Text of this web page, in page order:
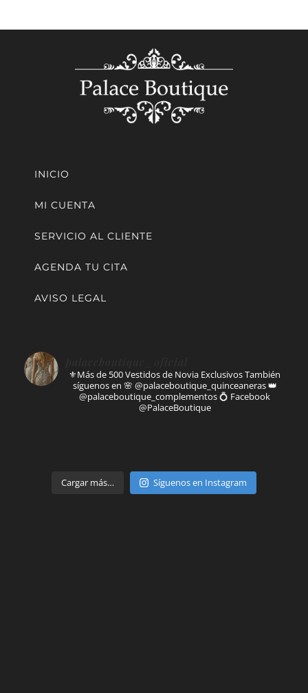
INICIO
MI CUENTA
SERVICIO AL CLIENTE
AGENDA TU CITA
AVISO LEGAL
⚜️Más de 500 Vestidos de Novia ExclusivosTambién
síguenos en 🌸 @palaceboutique_quinceaneras👑
@palaceboutique_complementos💍 Facebook
@PalaceBoutique
Parte de
Cargar más… Síguenos en Instagram